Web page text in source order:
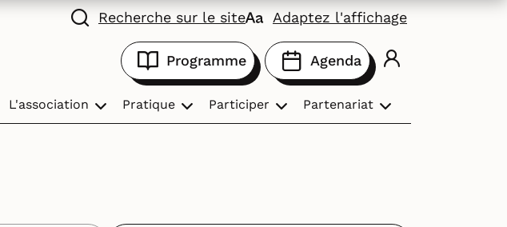
Recherche sur le site Adaptez l'affichage
L'association Pratique Participer Partenariat
Programme Agenda